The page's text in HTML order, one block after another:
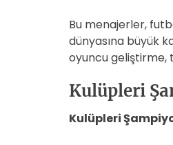
Bu menajerler,
dünyasına büyük
oyuncu geliştirme,
Kulüpleri
Kulüpleri